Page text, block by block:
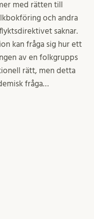
med rätten till
och andra
saknar.
kan fråga sig hur ett
av en folkgrupps
rätt, men detta
fråga…